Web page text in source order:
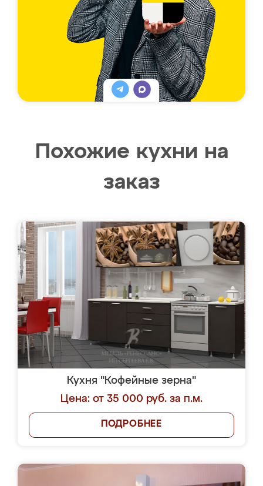
Похожие кухни на
заказ
Кухня "Кофейные зерна"
Цена: от 35 000 руб. за п.м.
ПОДРОБНЕЕ